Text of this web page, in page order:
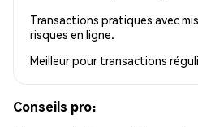
Transactions pratiques avec
risques en ligne.
Meilleur pour transactions
Conseils pro: